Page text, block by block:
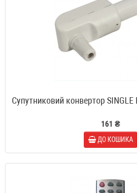
Супутниковий конвертор SINGLE
161 ₴
ДО КОШИКА